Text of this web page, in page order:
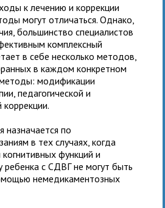
к лечению и коррекции
могут отличаться. Однако,
большинство специалистов
комплексный
в себе несколько методов,
в каждом конкретном
модификации
педагогической и
коррекции.
назначается по
в тех случаях, когда
функций и
с СДВГ не могут быть
немедикаментозных